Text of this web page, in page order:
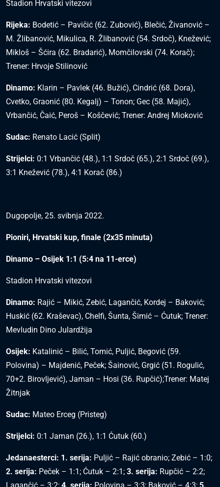
Stadion Hrvatski vitezovi
Rijeka: Bodetić – Pavičić (62. Zubović), Blečić, Živanović –
M. Žlibanović, Mikulica, R. Žlibanović (54. Srdoč), Knežević;
Mikloš – Šćira (62. Bradarić), Momčilovski (74. Korač);
Trener: Hrvoje Stilinović
Dinamo: Klarin – Pavlek (46. Bužić), Cindrić (68. Dora),
Cvetko, Graonić (80. Kegalj) – Tonon; Gec (58. Majić),
Vrbančić, Čaić, Peroš – Koščević; Trener: Andrej Mioković
Sudac: Renato Lacić (Split)
Strijelci: 0:1 Vrbančić (48.), 1:1 Srdoč (65.), 2:1 Srdoč (69.),
3:1 Knežević (78.), 4:1 Korač (86.)
Dugopolje, 25. svibnja 2022.
Pioniri, Hrvatski kup, finale (2x35 minuta)
Dinamo – Osijek 1:1 (5:4 na 11-erce)
Stadion Hrvatski vitezovi
Dinamo: Rajić – Mikić, Zebić, Lagančić, Kordej – Baković;
Huskić (62. Kraševac), Chelfi, Šunta, Šimić – Ćutuk; Trener:
Mevludin Dino Julardžija
Osijek: Katalinić – Bilić, Tomić, Puljić, Begović (59.
Polovina) – Majdenić, Peček; Šainović, Grgić (51. Rogulić,
70+2. Birovljević), Jaman – Hosi (36. Rupčić);Trener: Matej
Žitnjak
Sudac: Mateo Erceg (Pristeg)
Strijelci: 0:1 Jaman (26.), 1:1 Ćutuk (60.)
Jedanaesterci: 1. serija: Puljić – Rajić obranio; Zebić – 1:0;
2. serija: Peček – 1:1; Ćutuk – 2:1; 3. serija: Rupčić – 2:2;